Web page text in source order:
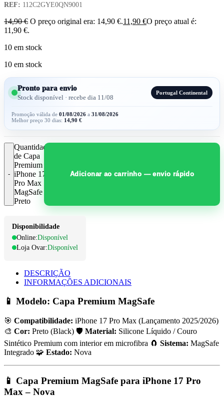
REF: 112C2GYE0QN9001
14,90€ O preço original era: 14,90 €.11,90 €O preço atual é:
11,90 €.
10 em stock
10 em stock
Pronto para envio
Stock disponível · recebe dia 11/08
Portugal Continental
Promoção válida de 01/08/2026 a 31/08/2026
Melhor preço 30 dias: 14,90 €
Quantidade
de Capa
Premium
iPhone 17
Pro Max
MagSafe
Preto
Adicionar ao carrinho — envio rápido
Disponibilidade
Online:Disponível
Loja Ovar:Disponível
DESCRIÇÃO
INFORMAÇÕES ADICIONAIS
📱 Modelo: Capa Premium MagSafe
🎯 Compatibilidade: iPhone 17 Pro Max (Lançamento 2025/2026)
🎨 Cor: Preto (Black) 🛡️ Material: Silicone Líquido / Couro
Sintético Premium com interior em microfibra 🧲 Sistema: MagSafe
Integrado 🧩 Estado: Nova
📱 Capa Premium MagSafe para iPhone 17 Pro
Max – Nova